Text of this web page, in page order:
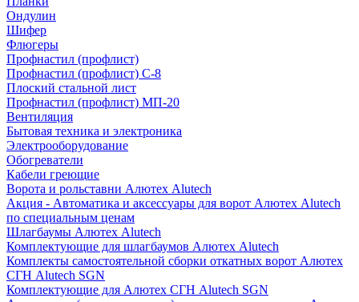
Ондулин
Шифер
Флюгеры
Профнастил (профлист)
Профнастил (профлист) С-8
Плоский стальной лист
Профнастил (профлист) МП-20
Вентиляция
Бытовая техника и электроника
Электрооборудование
Обогреватели
Кабели греющие
Ворота и рольставни Алютех Alutech
Акция - Автоматика и аксессуары для ворот Алютех Alutech
по специальным ценам
Шлагбаумы Алютех Alutech
Комплектующие для шлагбаумов Алютех Alutech
Комплекты самостоятельной сборки откатных ворот Алютех
СГН Alutech SGN
Комплектующие для Алютех СГН Alutech SGN